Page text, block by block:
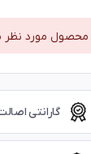
محصول مورد نظر
گارانتی